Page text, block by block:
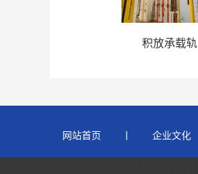
积放承载轨
网站首页 企业文化